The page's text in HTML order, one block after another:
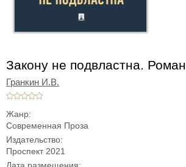
Закону не подвластна. Роман
Гранкин И.В.
Жанр:
Современная Проза
Издательство:
Проспект 2021